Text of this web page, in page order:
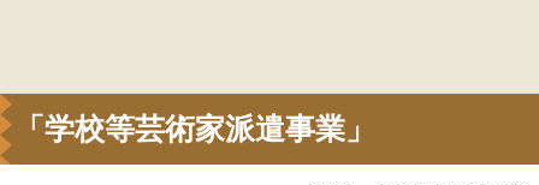
「学校等芸術家派遣事業」